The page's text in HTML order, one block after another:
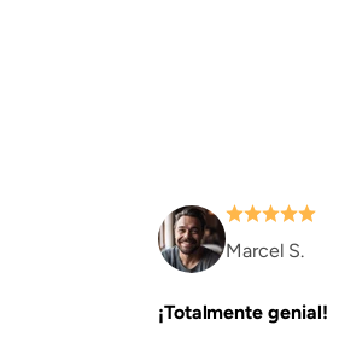
Marcel S.
¡Totalmente genial!